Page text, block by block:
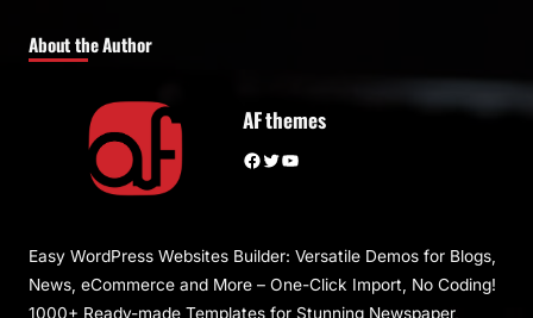
About the Author
AF themes
Facebook Twitter YouTube
Easy WordPress Websites Builder: Versatile Demos for Blogs,
News, eCommerce and More – One-Click Import, No Coding!
1000+ Ready-made Templates for Stunning Newspaper,